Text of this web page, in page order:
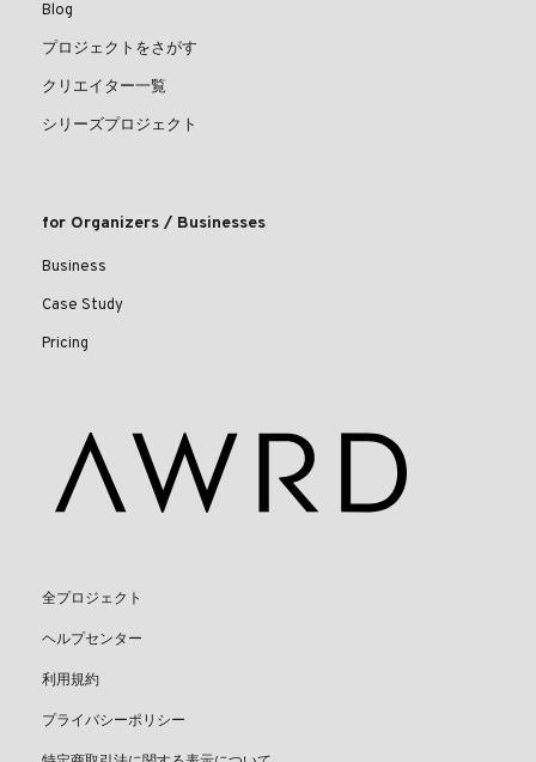
Blog
プロジェクトをさがす
クリエイター一覧
シリーズプロジェクト
for Organizers / Businesses
Business
Case Study
Pricing
全プロジェクト
ヘルプセンター
利用規約
プライバシーポリシー